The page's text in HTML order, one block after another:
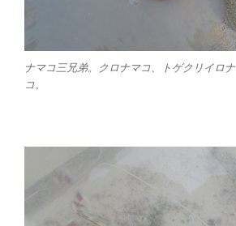
ナマコ三兄弟。クロナマコ、トゲクリイロ
コ。